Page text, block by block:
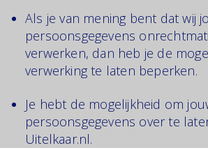
Als je van mening bent dat wij
persoonsgegevens
verwerken, dan heb je de
verwerking te laten beperken.
Je hebt de mogelijkheid om
persoonsgegevens over te
Uitelkaar.nl.